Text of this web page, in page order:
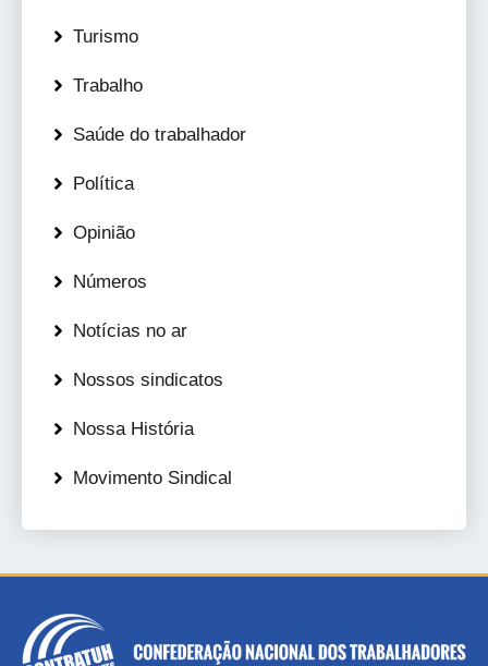
Turismo
Trabalho
Saúde do trabalhador
Política
Opinião
Números
Notícias no ar
Nossos sindicatos
Nossa História
Movimento Sindical